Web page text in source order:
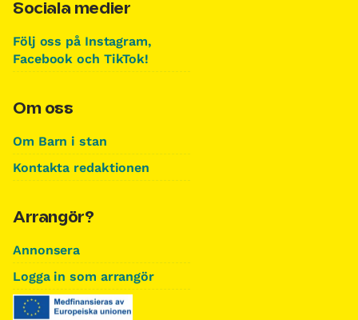
Sociala medier
Följ oss på Instagram,
Facebook och TikTok!
Om oss
Om Barn i stan
Kontakta redaktionen
Arrangör?
Annonsera
Logga in som arrangör